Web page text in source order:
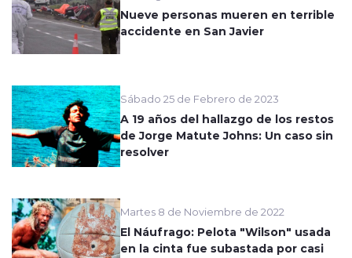
Nueve personas mueren en terrible
accidente en San Javier
Sábado 25 de Febrero de 2023
A 19 años del hallazgo de los restos
de Jorge Matute Johns: Un caso sin
resolver
Martes 8 de Noviembre de 2022
El Náufrago: Pelota "Wilson" usada
en la cinta fue subastada por casi